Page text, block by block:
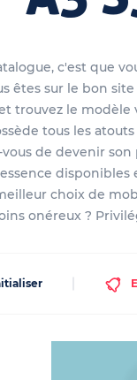
c'est que
êtes sur le bon
trouvez le
tous les
de devenir
essence
choix de
onéreux ?